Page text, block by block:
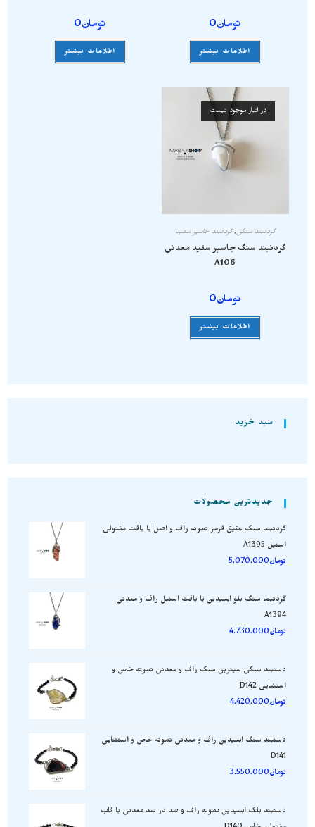
تومان0
اطلاعات بیشتر
تومان0
اطلاعات بیشتر
در انبار موجود نیست
گردنبند سنگی,گردنبند جاسپر سفید
گردنبند سنگ جاسپر سفید معدنی
A106
تومان0
اطلاعات بیشتر
سبد خرید
جدیدترین محصولات
گردنبند سنگ عقیق قرمز نمونه راف و اصل با بافت مفتولی
استیل A1395
تومان5.070.000
گردنبند سنگ بلو ابسیدین با بافت استیل راف و معدنی
A1394
تومان4.730.000
دستبند سنگی سیترین سنگ راف و معدنی نمونه خاص و
استثنایی D142
تومان4.420.000
دستبند سنگ ابسیدین راف و معدنی نمونه خاص و استثنایی
D141
تومان3.550.000
دستبند بلک ابسیدین نمونه راف و صد در صد معدنی با قاب